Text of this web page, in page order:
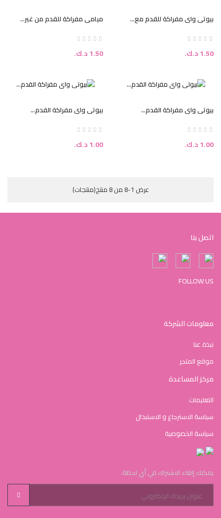
بيوتي واي مفراكة للقدم مع...
السعر
1.50 د.ك.‏
ميامي مفراكة للقدم من غير...
السعر
1.50 د.ك.‏
بيوتي واي مفراكة القدم...
السعر
1.00 د.ك.‏
بيوتي واي مفراكة القدم...
السعر
1.00 د.ك.‏
عرض 1-8 من 8 منتج(منتجات)
اتصل بنا
FOLLOW US
معلومات الشركة
نبذة عنا
موقع المتجر
مركز المساعدة
التعليمات
سياسة الاسترجاع و الاستبدال
سياسة الخصوصية
يمكنك إلغاء الاشتراك في أي لحظة.